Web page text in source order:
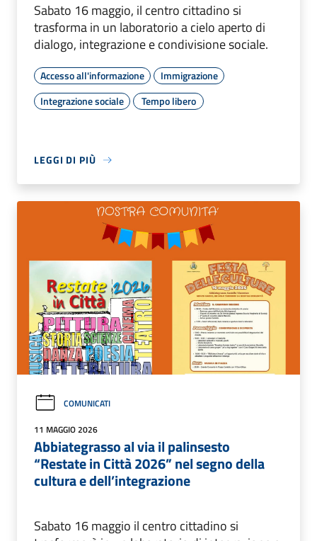
Sabato 16 maggio, il centro cittadino si
trasforma in un laboratorio a cielo aperto di
dialogo, integrazione e condivisione sociale.
Accesso all'informazione
Immigrazione
Integrazione sociale
Tempo libero
LEGGI DI PIÙ
COMUNICATI
11 MAGGIO 2026
Abbiategrasso al via il palinsesto
“Restate in Città 2026” nel segno della
cultura e dell’integrazione
Sabato 16 maggio il centro cittadino si